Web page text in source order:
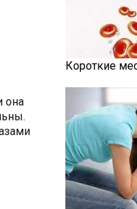
она
Короткие